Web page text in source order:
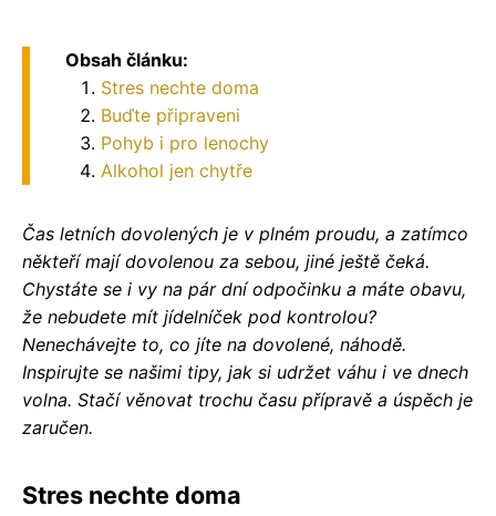
Obsah článku:
Stres nechte doma
Buďte připraveni
Pohyb i pro lenochy
Alkohol jen chytře
Čas letních dovolených je v plném proudu, a zatímco
někteří mají dovolenou za sebou, jiné ještě čeká.
Chystáte se i vy na pár dní odpočinku a máte obavu,
že nebudete mít jídelníček pod kontrolou?
Nenechávejte to, co jíte na dovolené, náhodě.
Inspirujte se našimi tipy, jak si udržet váhu i ve dnech
volna. Stačí věnovat trochu času přípravě a úspěch je
zaručen.
Stres nechte doma